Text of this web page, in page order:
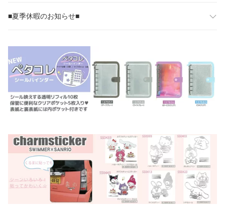
■夏季休暇のお知らせ■